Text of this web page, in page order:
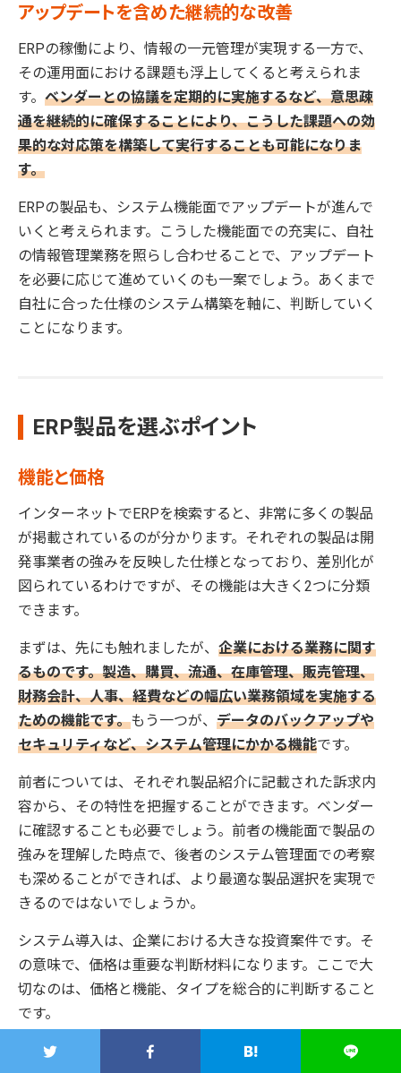
アップデートを含めた継続的な改善
ERPの稼働により、情報の一元管理が実現する一方で、
その運用面における課題も浮上してくると考えられま
す。 ベンダーとの協議を定期的に実施するなど、意思疎
通を継続的に確保することにより、こうした課題への効
果的な対応策を構築して実行することも可能になりま
す。
ERPの製品も、システム機能面でアップデートが進んで
いくと考えられます。こうした機能面での充実に、自社
の情報管理業務を照らし合わせることで、アップデート
を必要に応じて進めていくのも一案でしょう。あくまで
自社に合った仕様のシステム構築を軸に、判断していく
ことになります。
ERP製品を選ぶポイント
機能と価格
インターネットでERPを検索すると、非常に多くの製品
が掲載されているのが分かります。それぞれの製品は開
発事業者の強みを反映した仕様となっており、差別化が
図られているわけですが、その機能は大きく2つに分類
できます。
まずは、先にも触れましたが、 企業における業務に関す
るものです。製造、購買、流通、在庫管理、販売管理、
財務会計、人事、経費などの幅広い業務領域を実施する
ための機能です。もう一つが、 データのバックアップや
セキュリティなど、システム管理にかかる機能です。
前者については、それぞれ製品紹介に記載された訴求内
容から、その特性を把握することができます。ベンダー
に確認することも必要でしょう。前者の機能面で製品の
強みを理解した時点で、後者のシステム管理面での考察
も深めることができれば、より最適な製品選択を実現で
きるのではないでしょうか。
システム導入は、企業における大きな投資案件です。そ
の意味で、価格は重要な判断材料になります。ここで大
切なのは、価格と機能、タイプを総合的に判断すること
です。
プロジェクトチームで抽出した課題の解決に必要な機能